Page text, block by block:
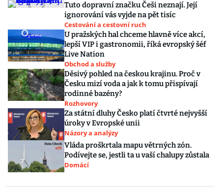
Tuto dopravní značku Češi neznají. Její
ignorování vás vyjde na pět tisíc
Cestování a cestovní ruch
U pražských hal chceme hlavně více akcí,
lepší VIP i gastronomii, říká evropský šéf
Live Nation
Obchod a služby
Děsivý pohled na českou krajinu. Proč v
Česku mizí voda a jak k tomu přispívají
rodinné bazény?
Rozhovory
Za státní dluhy Česko platí čtvrté nejvyšší
úroky v Evropské unii
Názory a analýzy
Vláda proškrtala mapu větrných zón.
Podívejte se, jestli ta u vaší chalupy zůstala
Domácí